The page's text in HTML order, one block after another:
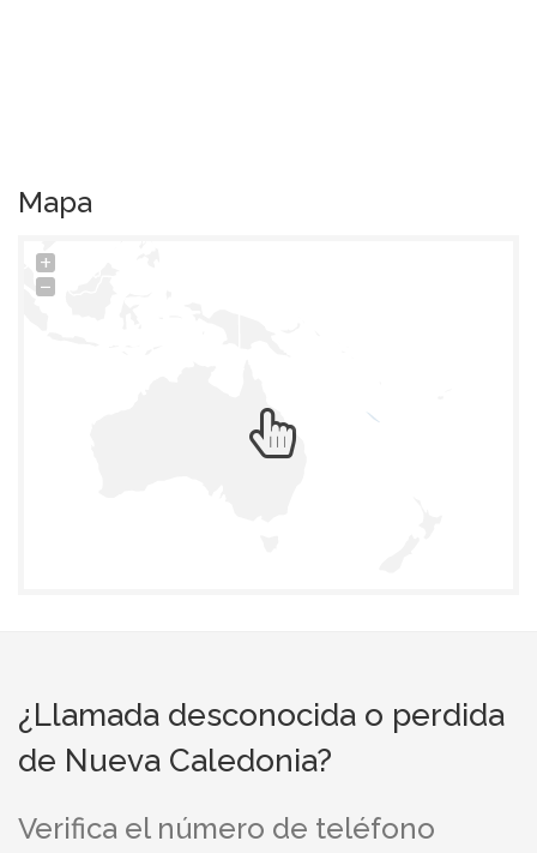
Mapa
+
−
¿Llamada desconocida o perdida
de Nueva Caledonia?
Verifica el número de teléfono